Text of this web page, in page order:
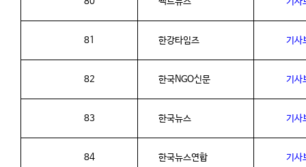
81 한강타임즈 기사
82 한국NGO신문 기사
83 한국뉴스 기사
84 한국뉴스연합 기사